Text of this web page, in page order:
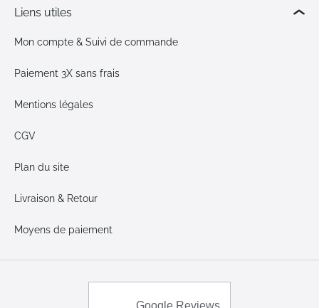
Liens utiles
Mon compte & Suivi de commande
Paiement 3X sans frais
Mentions légales
CGV
Plan du site
Livraison & Retour
Moyens de paiement